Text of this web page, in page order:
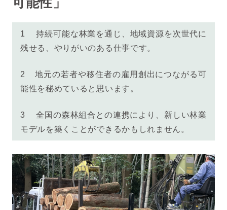
1 持続可能な林業を通じ、地域資源を次世代に
残せる、やりがいのある仕事です。
2 地元の若者や移住者の雇用創出につながる可
能性を秘めていると思います。
3 全国の森林組合との連携により、新しい林業
モデルを築くことができるかもしれません。